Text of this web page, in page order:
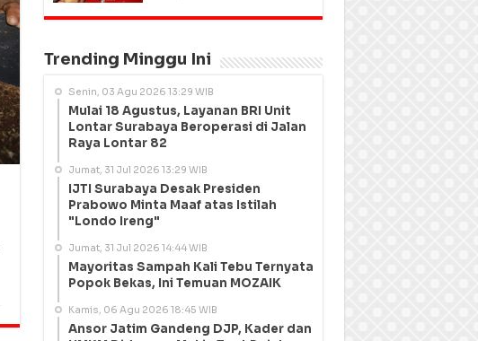
Trending Minggu Ini
Senin, 03 Agu 2026 13:29 WIB
Mulai 18 Agustus, Layanan BRI Unit
Lontar Surabaya Beroperasi di Jalan
Raya Lontar 82
Jumat, 31 Jul 2026 13:29 WIB
IJTI Surabaya Desak Presiden
Prabowo Minta Maaf atas Istilah
"Londo Ireng"
Jumat, 31 Jul 2026 14:44 WIB
Mayoritas Sampah Kali Tebu Ternyata
Popok Bekas, Ini Temuan MOZAIK
Kamis, 06 Agu 2026 18:45 WIB
Ansor Jatim Gandeng DJP, Kader dan